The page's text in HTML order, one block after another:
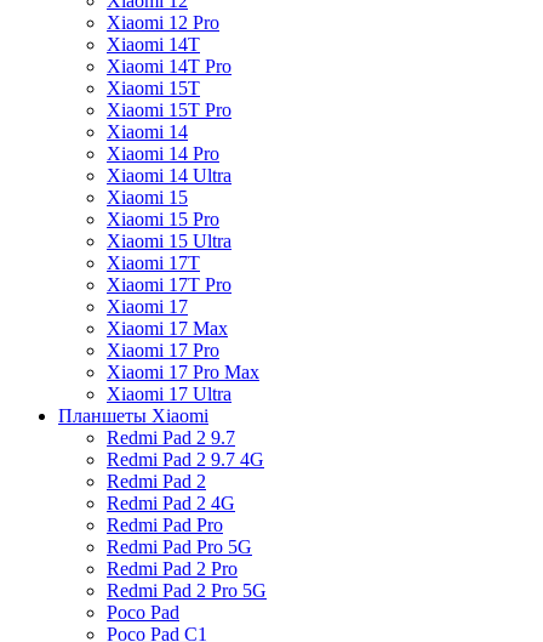
Xiaomi 12 Pro
Xiaomi 14T
Xiaomi 14T Pro
Xiaomi 15T
Xiaomi 15T Pro
Xiaomi 14
Xiaomi 14 Pro
Xiaomi 14 Ultra
Xiaomi 15
Xiaomi 15 Pro
Xiaomi 15 Ultra
Xiaomi 17T
Xiaomi 17T Pro
Xiaomi 17
Xiaomi 17 Max
Xiaomi 17 Pro
Xiaomi 17 Pro Max
Xiaomi 17 Ultra
Планшеты Xiaomi
Redmi Pad 2 9.7
Redmi Pad 2 9.7 4G
Redmi Pad 2
Redmi Pad 2 4G
Redmi Pad Pro
Redmi Pad Pro 5G
Redmi Pad 2 Pro
Redmi Pad 2 Pro 5G
Poco Pad
Poco Pad C1